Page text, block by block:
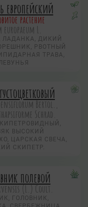
европейский
растение
europaeum L.
ЛАДАНКА, ДИКИЙ
РВОТНЫЙ
ТРАВА,
Bertol.,
Schrad.
ВЫСОКИЙ
ЦАРСКАЯ СВЕЧА,
СКИПЕТР.
полевой
(L.) Coult.
ГОЛОВНИК,